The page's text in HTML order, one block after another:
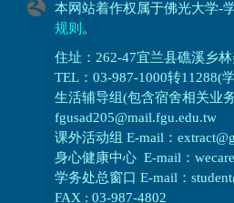
本网站着作权属于佛光大学-
规则 。
住址：262-47宜兰县礁溪乡
TEL：03-987-1000转11288(
生活辅导组(包含宿舍相关业
fgusad205@mail.fgu.edu.tw
课外活动组 E-mail：
身心健康中心 E-mail：
学务处总窗口 E-mail：
FAX : 03-987-4802